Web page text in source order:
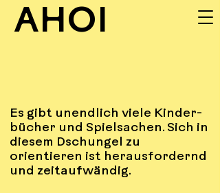
AHOI
INPUTS
Es gibt unendlich viele Kinder-
bücher und Spielsachen. Sich in
diesem Dschungel zu
orientieren ist herausfordernd
und zeitaufwändig.